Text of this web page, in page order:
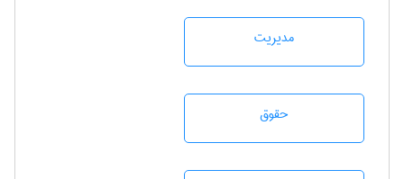
مديريت
حقوق